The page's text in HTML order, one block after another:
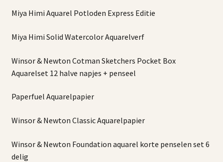
Miya Himi Aquarel Potloden Express Editie
Miya Himi Solid Watercolor Aquarelverf
Winsor & Newton Cotman Sketchers Pocket Box
Aquarelset 12 halve napjes + penseel
Paperfuel Aquarelpapier
Winsor & Newton Classic Aquarelpapier
Winsor & Newton Foundation aquarel korte penselen set 6
delig